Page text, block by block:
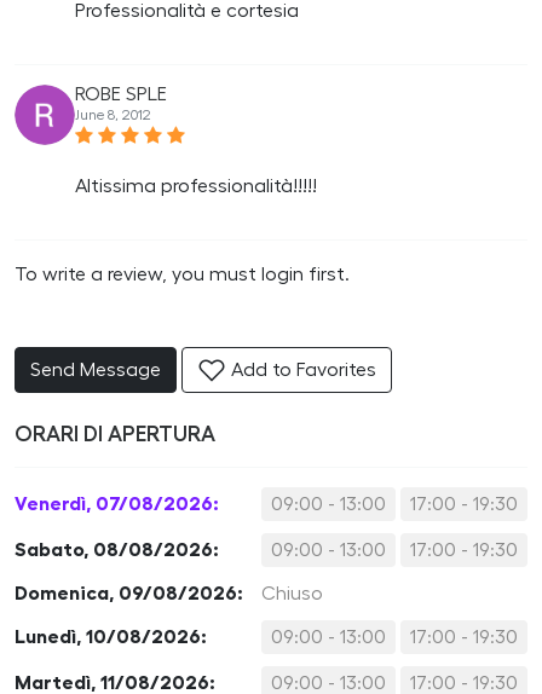
Professionalità e cortesia
ROBE SPLE
June 8, 2012
Altissima professionalità!!!!!
To write a review, you must login first.
Send Message Add to Favorites
ORARI DI APERTURA
Venerdì, 07/08/2026: 09:00 - 13:00 17:00 - 19:30
Sabato, 08/08/2026: 09:00 - 13:00 17:00 - 19:30
Domenica, 09/08/2026: Chiuso
Lunedì, 10/08/2026: 09:00 - 13:00 17:00 - 19:30
Martedì, 11/08/2026: 09:00 - 13:00 17:00 - 19:30